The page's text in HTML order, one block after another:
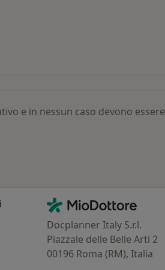
e in nessun caso devono essere
Contatti
MioDottore - Homepage
Docplanner Italy S.r.l.
Piazzale delle Belle Arti 2
00196 Roma (RM), Italia